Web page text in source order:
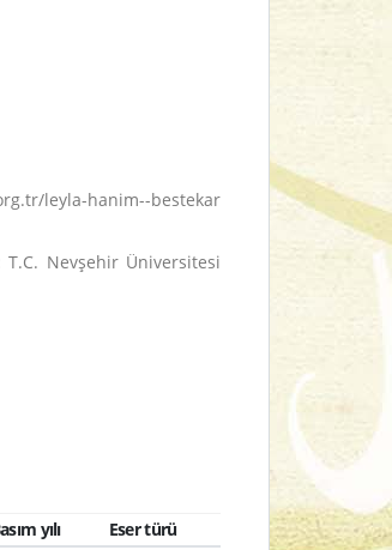
leyla-hanim--bestekar
T.C. Nevşehir Üniversitesi
yılı
Eser türü